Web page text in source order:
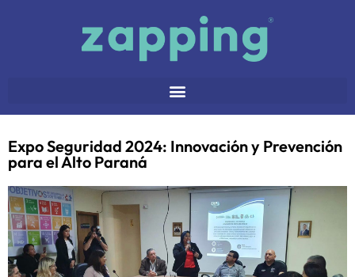
Expo Seguridad 2024: Innovación y Prevención
para el Alto Paraná